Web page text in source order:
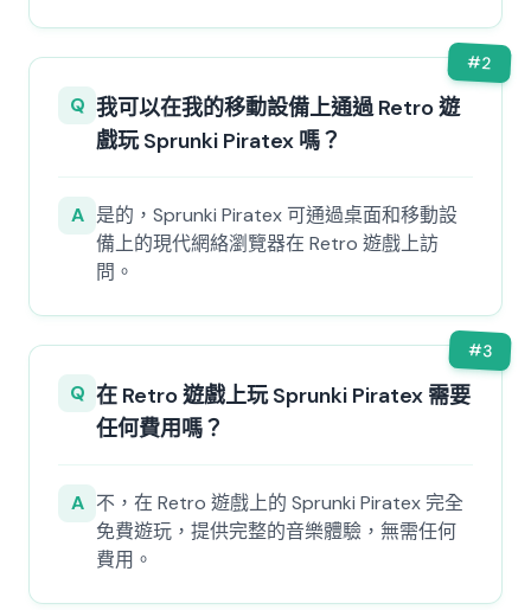
#2
Q 我可以在我的移動設備上通過 Retro 遊
戲玩 Sprunki Piratex 嗎？
A 是的，Sprunki Piratex 可通過桌面和移動設
備上的現代網絡瀏覽器在 Retro 遊戲上訪
問。
#3
Q 在 Retro 遊戲上玩 Sprunki Piratex 需要
任何費用嗎？
A 不，在 Retro 遊戲上的 Sprunki Piratex 完全
免費遊玩，提供完整的音樂體驗，無需任何
費用。